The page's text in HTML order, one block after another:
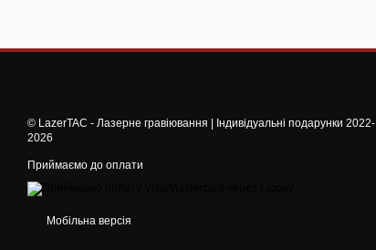
© LazerTAC - Лазерне гравіювання | Індивідуальні подарунки 2022-
2026
Приймаємо до оплати
Мобільна версія